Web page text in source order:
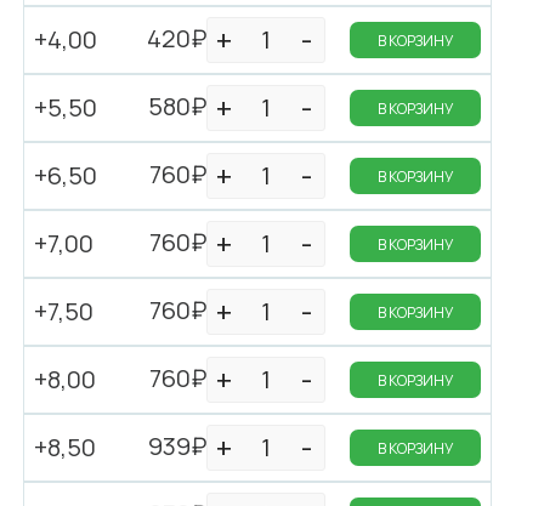
+4,00 420₽ В КОРЗИНУ
+5,50 580₽ В КОРЗИНУ
+6,50 760₽ В КОРЗИНУ
+7,00 760₽ В КОРЗИНУ
+7,50 760₽ В КОРЗИНУ
+8,00 760₽ В КОРЗИНУ
+8,50 939₽ В КОРЗИНУ